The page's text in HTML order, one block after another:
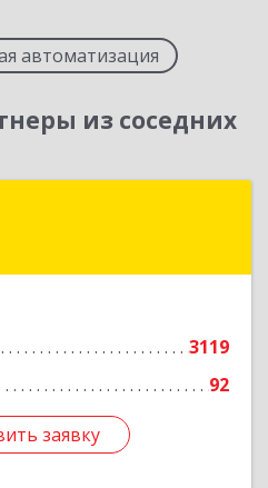
автоматизация
из соседних
3119
92
заявку
Подробнее
заявку